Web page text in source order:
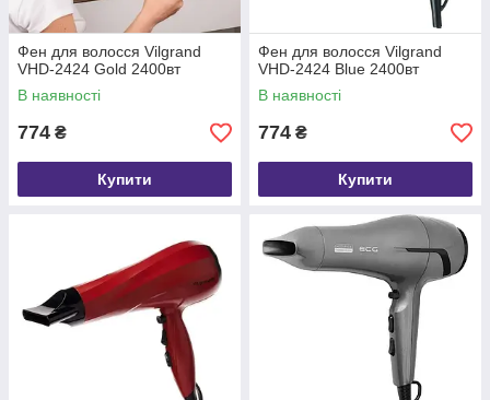
Фен для волосся Vilgrand
VHD-2424 Gold 2400вт
В наявності
774 ₴
Купити
Фен для волосся Vilgrand
VHD-2424 Blue 2400вт
В наявності
774 ₴
Купити